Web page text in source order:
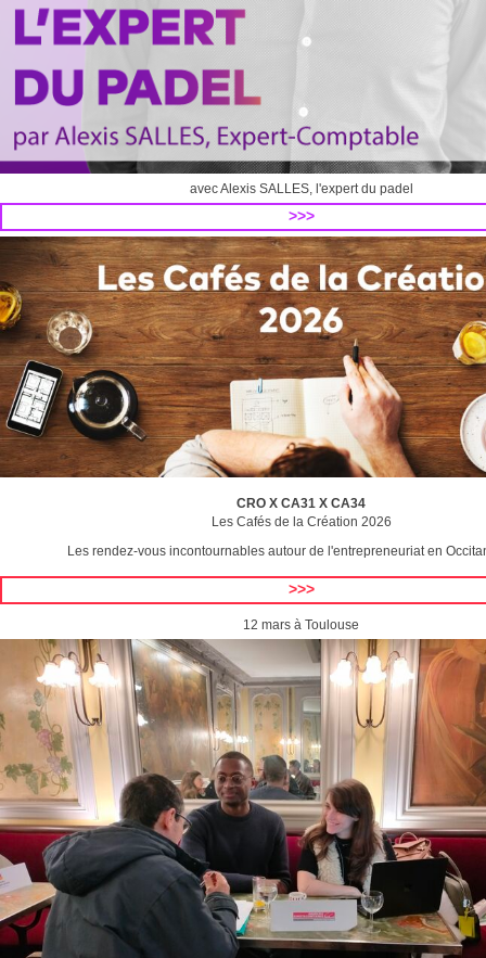
avec Alexis SALLES, l'expert du padel
>>>
CRO X CA31 X CA34
Les Cafés de la Création 2026
Les rendez-vous incontournables autour de l'entrepreneuriat en
>>>
12 mars à Toulouse